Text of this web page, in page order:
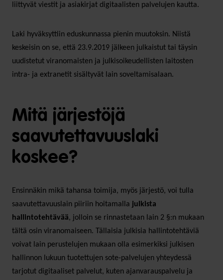
liittyvät viestit ja asiakirjat digitaalisten palvelujen kautta.
Laki hyväksyttiin eduskunnassa pienin muutoksin. Niistä
keskeisin on se, että 23.9.2019 jälkeen julkaistut tai täysin
uudistetut viranomaisten ja julkisoikeudellisten laitosten
intra- ja extranetit sisältyvät lain soveltamisalaan.
Mitä järjestöjä
saavutettavuuslaki
koskee?
Ensinnäkin mikä tahansa toimija, myös järjestö, voi tulla
saavutettavuuslain piiriin hoitamalla julkista
hallintotehtävää, jolloin se rinnastetaan lain 2 §:n mukaan
tältä osin viranomaiseen. Tällaisia julkisia hallintotehtäviä
voivat lain perustelujen mukaan olla esimerkiksi julkisen
hallinnon lukuun tuotettujen sote-palvelujen yhteydessä
tarjotut digitaaliset palvelut, kuten ajanvarauspalvelu ja